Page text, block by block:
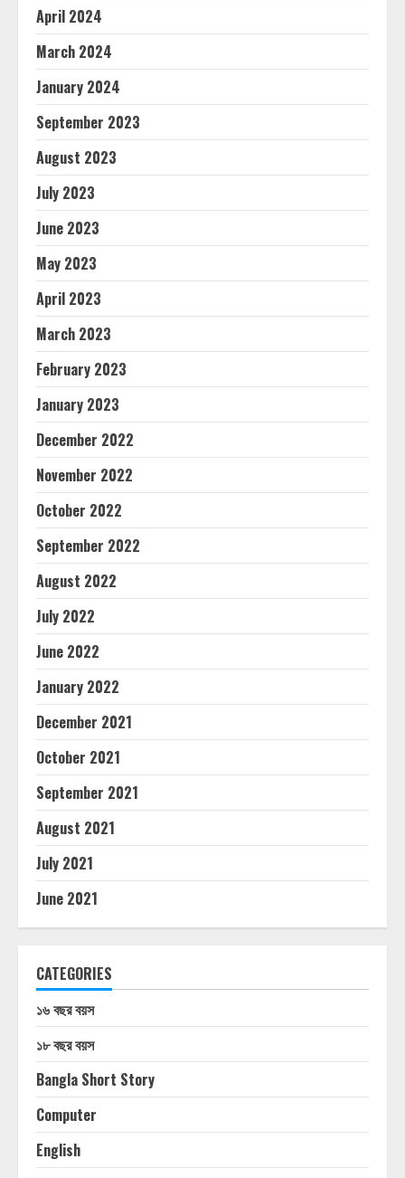
April 2024
March 2024
January 2024
September 2023
August 2023
July 2023
June 2023
May 2023
April 2023
March 2023
February 2023
January 2023
December 2022
November 2022
October 2022
September 2022
August 2022
July 2022
June 2022
January 2022
December 2021
October 2021
September 2021
August 2021
July 2021
June 2021
CATEGORIES
১৬ বছর বয়স
১৮ বছর বয়স
Bangla Short Story
Computer
English